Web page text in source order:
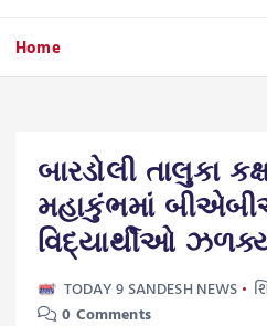
Home
બારડોલી તાલુકા
મહાકુંભમાં
વિદ્યાર્થીઓ
TODAY 9 SANDESH NEWS
0 Comments